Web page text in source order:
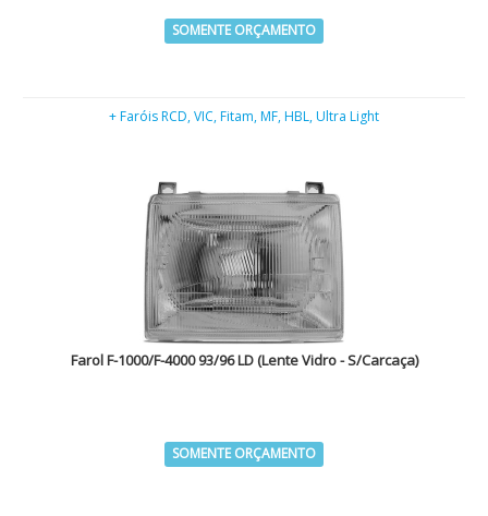
SOMENTE ORÇAMENTO
+ Faróis RCD, VIC, Fitam, MF, HBL, Ultra Light
Farol F-1000/F-4000 93/96 LD (Lente Vidro - S/Carcaça)
SOMENTE ORÇAMENTO